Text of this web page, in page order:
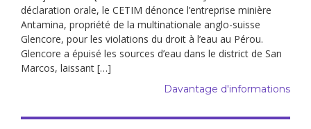
déclaration orale, le CETIM dénonce l’entreprise minière
Antamina, propriété de la multinationale anglo-suisse
Glencore, pour les violations du droit à l’eau au Pérou.
Glencore a épuisé les sources d’eau dans le district de San
Marcos, laissant […]
Davantage d'informations